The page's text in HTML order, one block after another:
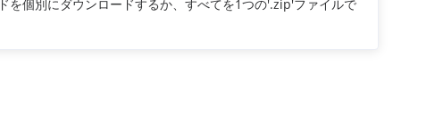
を個別にダウンロードするか、すべてを1つの'.zip'ファイルで